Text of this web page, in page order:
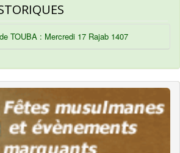
TOUBA : Mercredi 17 Rajab 1407